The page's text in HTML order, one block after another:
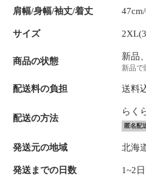
肩幅/身幅/袖丈/着丈
サイズ
商品の状態 新品
新品で
配送料の負担 送料
配送の方法
らく
匿名配
発送元の地域 北海
発送までの日数 1~2